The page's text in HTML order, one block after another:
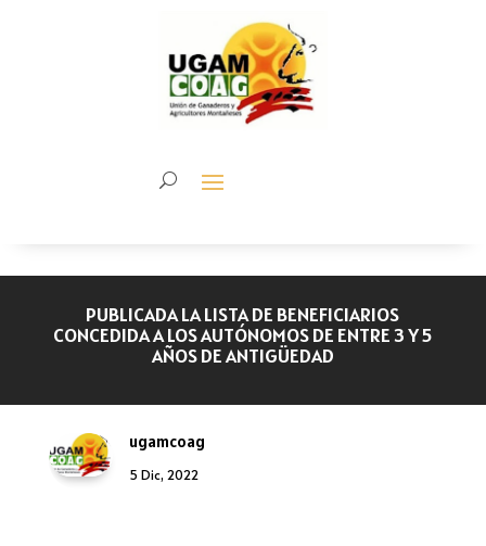
PUBLICADA LA LISTA DE BENEFICIARIOS
CONCEDIDA A LOS AUTÓNOMOS DE ENTRE 3 Y 5
AÑOS DE ANTIGÜEDAD
ugamcoag
5 Dic, 2022